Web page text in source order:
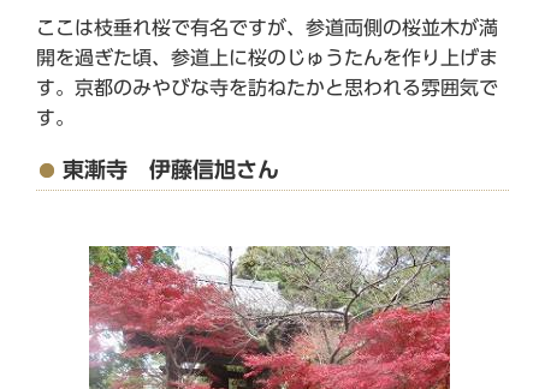
ここは枝垂れ桜で有名ですが、参道両側の桜並木が満
開を過ぎた頃、参道上に桜のじゅうたんを作り上げま
す。京都のみやびな寺を訪ねたかと思われる雰囲気で
す。
東漸寺 伊藤信旭さん